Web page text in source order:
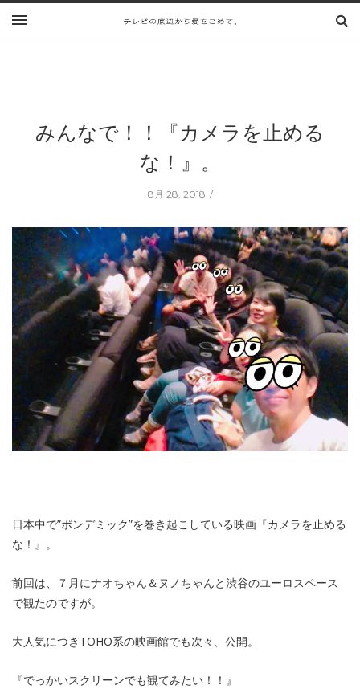
みんなで！！『カメラを止める
な！』。
8月 28, 2018
日本中で”ポンデミック”を巻き起こしている映画『カメラを止める
な！』。
前回は、７月にナオちゃん＆ヌノちゃんと渋谷のユーロスペース
で観たのですが。
大人気につきTOHO系の映画館でも次々、公開。
『でっかいスクリーンでも観てみたい！！』